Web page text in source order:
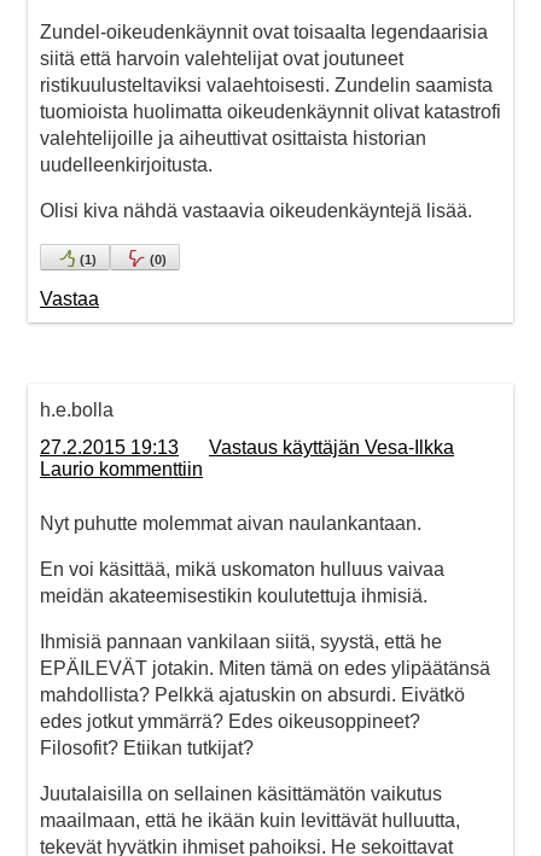
Zundel-oikeudenkäynnit ovat toisaalta legendaarisia
siitä että harvoin valehtelijat ovat joutuneet
ristikuulusteltaviksi valaehtoisesti. Zundelin saamista
tuomioista huolimatta oikeudenkäynnit olivat katastrofi
valehtelijoille ja aiheuttivat osittaista historian
uudelleenkirjoitusta.
Olisi kiva nähdä vastaavia oikeudenkäyntejä lisää.
(1) (0)
Vastaa
h.e.bolla
27.2.2015 19:13
Vastaus käyttäjän Vesa-Ilkka
Laurio kommenttiin
Nyt puhutte molemmat aivan naulankantaan.
En voi käsittää, mikä uskomaton hulluus vaivaa
meidän akateemisestikin koulutettuja ihmisiä.
Ihmisiä pannaan vankilaan siitä, syystä, että he
EPÄILEVÄT jotakin. Miten tämä on edes ylipäätänsä
mahdollista? Pelkkä ajatuskin on absurdi. Eivätkö
edes jotkut ymmärrä? Edes oikeusoppineet?
Filosofit? Etiikan tutkijat?
Juutalaisilla on sellainen käsittämätön vaikutus
maailmaan, että he ikään kuin levittävät hulluutta,
tekevät hyvätkin ihmiset pahoiksi. He sekoittavat